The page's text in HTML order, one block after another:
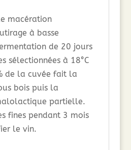
macération
à basse
de 20 jours
sélectionnées à 18°C
de la cuvée fait la
bois puis la
partielle.
fines pendant 3 mois
le vin.